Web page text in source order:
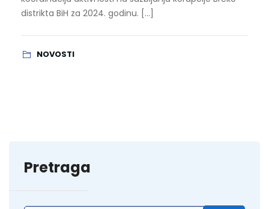
distrikta BiH za 2024. godinu. […]
NOVOSTI
Pretraga